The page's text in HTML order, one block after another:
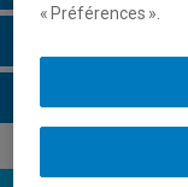
« Préférences ».